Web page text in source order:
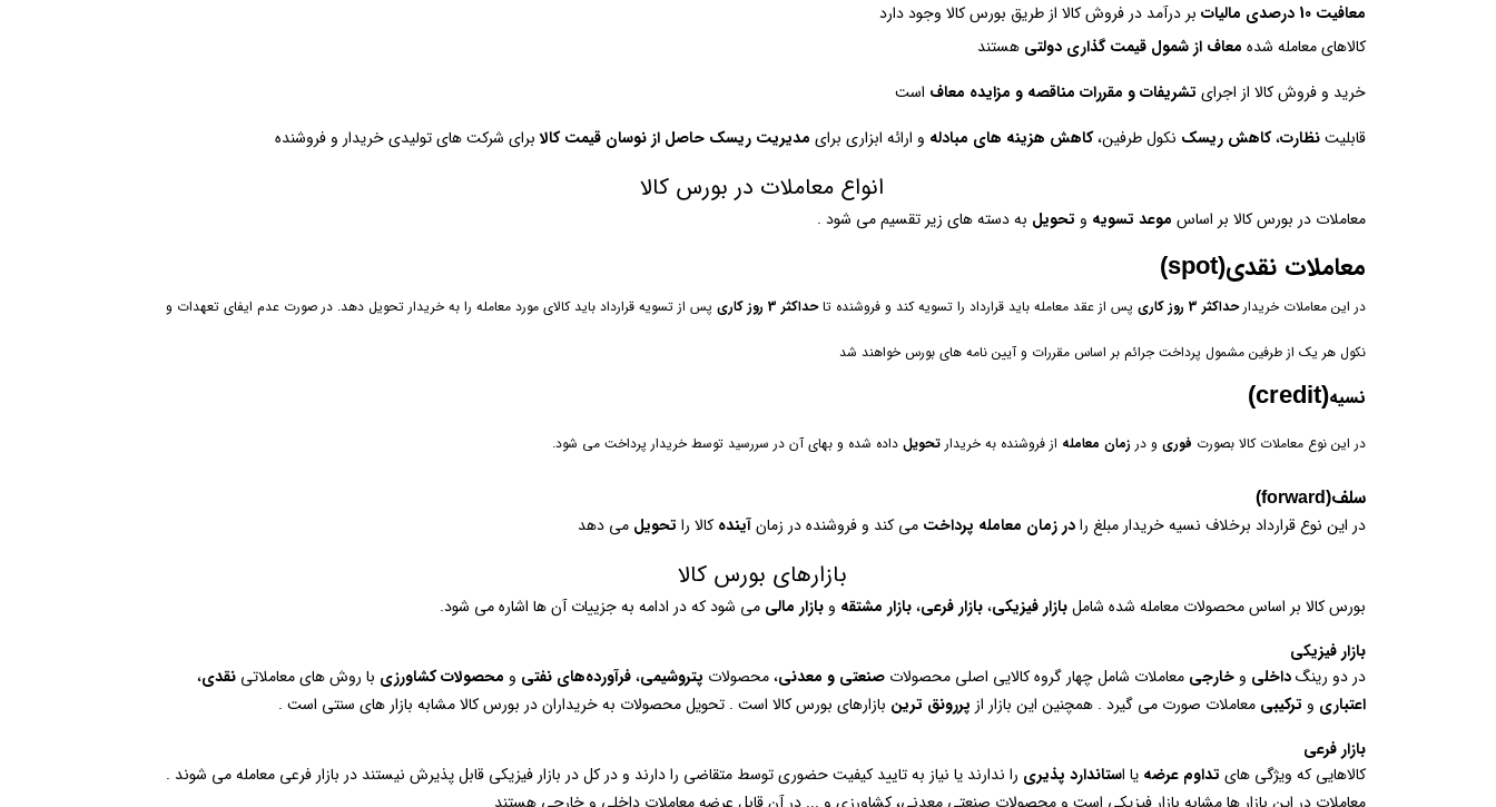
معافیت 10 درصدی مالیات
بر درآمد در فروش کالا از طریق بورس کالا وجود دارد
کالاهای معامله شده معاف از شمول قیمت گذاری دولتی هستند
خرید و فروش کالا از اجرای تشریفات و مقررات مناقصه و مزایده معاف است
قابلیتنظارت،کاهش ریسک نکول طرفین،کاهش هزینه های مبادله و ارائه ابزاری برای مدیریت ریسک حاصل از نوسان قیمت کالا برای شرکت های تولیدی خریدار و فروشنده
انواع معاملات در بورس کالا
معاملات در بورس کالا بر اساس موعد تسویه و تحویل به دسته های زیر تقسیم می شود .
معاملات نقدی(spot)
در این معاملات خریدارحداکثر 3 روز کاری پس از عقد معامله باید قرارداد را تسویه کند و فروشنده تاحداکثر 3 روز کاری پس از تسویه قرارداد باید کالای مورد معامله را به خریدار تحویل دهد. در صورت عدم ایفای تعهدات و
نکول هر یک از طرفین مشمول پرداخت جرائم بر اساس مقررات و آیین نامه های بورس خواهند شد
نسیه(credit)
در این نوع معاملات کالا بصورت فوری و در زمان معامله از فروشنده به خریدار تحویل داده شده و بهای آن در سررسید توسط خریدار پرداخت می شود.
سلف(forward)
در این نوع قرارداد برخلاف نسیه خریدار مبلغ رادر زمان معامله پرداخت می کند و فروشنده در زمانآینده کالا را تحویل می دهد
بازارهای بورس کالا
بورس کالا بر اساس محصولات معامله شده شاملبازار فیزیکی،بازار فرعی،بازار مشتقه و بازار مالی می شود که در ادامه به جزییات آن ها اشاره می شود.
بازار فیزیکی
در دو رینگداخلی و خارجی معاملات شامل چهار گروه کالایی اصلی محصولات صنعتی و معدنی، محصولات پتروشيمی،فرآورده‌های نفتی و محصولات کشاورزی با روش های معاملاتی نقدی،
اعتباری و ترکیبی معاملات صورت می گیرد . همچنین این بازار از پررونق ترین بازارهای بورس کالا است . تحویل محصولات به خریداران در بورس کالا مشابه بازار های سنتی است .
بازار فرعی
کالاهایی که ویژگی های تداوم عرضه یا استاندارد پذیری را ندارند یا نیاز به تایید کیفیت حضوری توسط متقاضی را دارند و در کل در بازار فیزیکی قابل پذیرش نیستند در بازار فرعی معامله می شوند .